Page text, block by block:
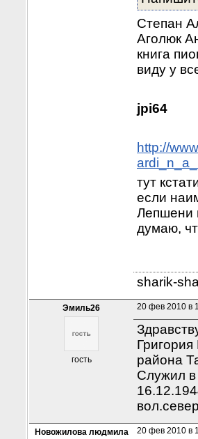
Степан
Аголюк
книга
виду у
jpi64
http://
тут
если
Лепшени
думаю,
sharik-
Эмиль26
гость
20 фев 2010 в
района
Служил в
Новожилова людмила 20 фев 2010 в